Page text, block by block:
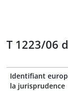
T 1223/06
Identifiant
la jurisprudence